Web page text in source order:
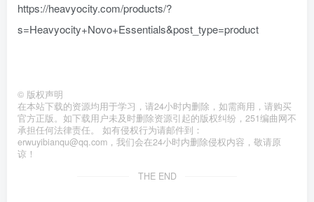
https://heavyocity.com/products/?
s=Heavyocity+Novo+Essentials&post_type=product
© 版权声明
在本站下载的资源均用于学习，请24小时内删除，如需商用，请购买
官方正版。如下载用户未及时删除资源引起的版权纠纷，251编曲网不
承担任何法律责任。 如有侵权行为请邮件到：
erwuyibianqu@qq.com，我们会在24小时内删除侵权内容，敬请原
谅！
THE END